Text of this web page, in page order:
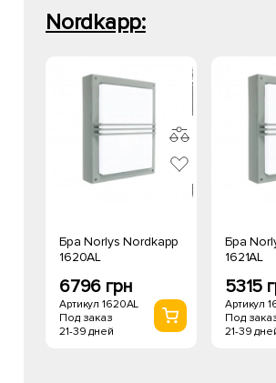
Nordkapp:
Бра Norlys Nordkapp
1620AL
6796 грн
Артикул 1620AL
Под заказ
21-39 дней
Бра
1621AL
5315
Артикул
Под
21-39